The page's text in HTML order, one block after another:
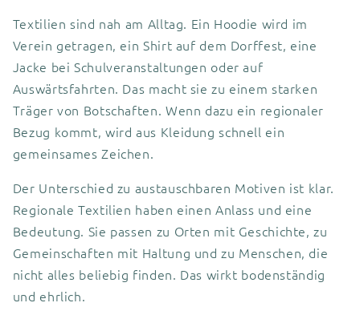
Textilien sind nah am Alltag. Ein Hoodie wird im
Verein getragen, ein Shirt auf dem Dorffest, eine
Jacke bei Schulveranstaltungen oder auf
Auswärtsfahrten. Das macht sie zu einem starken
Träger von Botschaften. Wenn dazu ein regionaler
Bezug kommt, wird aus Kleidung schnell ein
gemeinsames Zeichen.
Der Unterschied zu austauschbaren Motiven ist klar.
Regionale Textilien haben einen Anlass und eine
Bedeutung. Sie passen zu Orten mit Geschichte, zu
Gemeinschaften mit Haltung und zu Menschen, die
nicht alles beliebig finden. Das wirkt bodenständig
und ehrlich.